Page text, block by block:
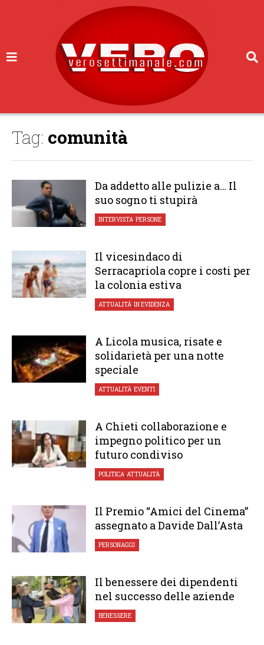
Tag: comunità
Da addetto alle pulizie a… Il
suo sogno ti stupirà
INTERVISTA,PERSONE
Il vicesindaco di
Serracapriola copre i costi per
la colonia estiva
ATTUALITÀ,IN EVIDENZA
A Licola musica, risate e
solidarietà per una notte
speciale
ATTUALITÀ,EVENTI
A Chieti collaborazione e
impegno politico per un
futuro condiviso
POLITICA,ATTUALITÀ
Il Premio “Amici del Cinema”
assegnato a Davide Dall’Asta
PERSONAGGI
Il benessere dei dipendenti
nel successo delle aziende
BENESSERE